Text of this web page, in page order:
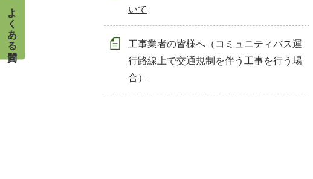
いて
工事業者の皆様へ（コミュニティバス運
行路線上で交通規制を伴う工事を行う場
合）
よくある質問